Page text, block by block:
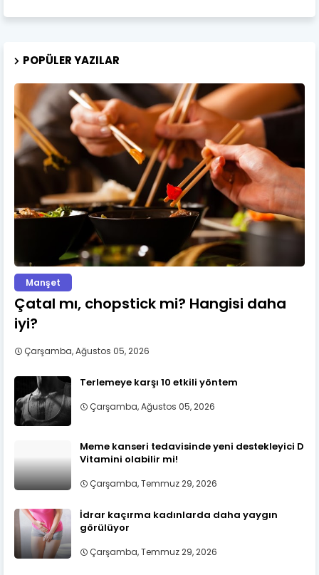
POPÜLER YAZILAR
Manşet
Çatal mı, chopstick mi? Hangisi daha
iyi?
Çarşamba, Ağustos 05, 2026
Terlemeye karşı 10 etkili yöntem
Çarşamba, Ağustos 05, 2026
Meme kanseri tedavisinde yeni destekleyici D
Vitamini olabilir mi!
Çarşamba, Temmuz 29, 2026
İdrar kaçırma kadınlarda daha yaygın
görülüyor
Çarşamba, Temmuz 29, 2026